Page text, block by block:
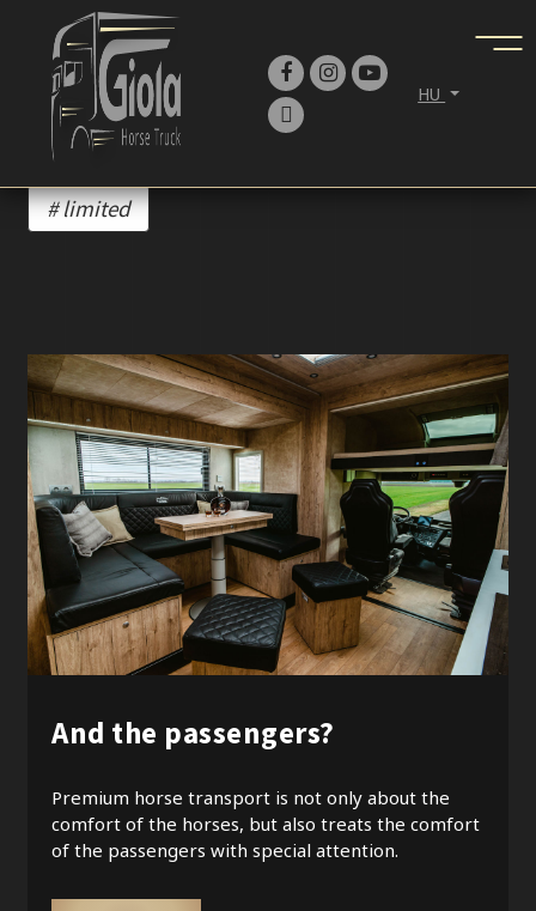
HU
limited
And the passengers?
Premium horse transport is not only about the
comfort of the horses, but also treats the comfort
of the passengers with special attention.